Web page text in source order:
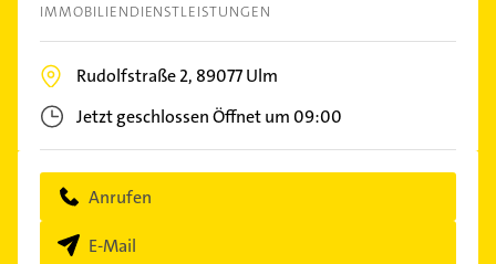
IMMOBILIENDIENSTLEISTUNGEN
Rudolfstraße 2, 89077Ulm
Jetzt geschlossenÖffnet um 09:00
Anrufen
E-Mail